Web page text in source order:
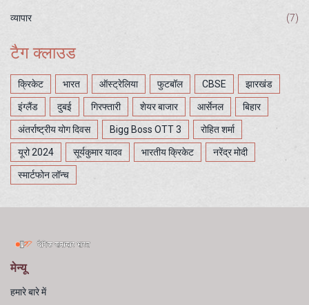
व्यापार (7)
टैग क्लाउड
क्रिकेट भारत ऑस्ट्रेलिया फुटबॉल CBSE झारखंड
इंग्लैंड दुबई गिरफ्तारी शेयर बाजार आर्सेनल बिहार
अंतर्राष्ट्रीय योग दिवस Bigg Boss OTT 3 रोहित शर्मा
यूरो 2024 सूर्यकुमार यादव भारतीय क्रिकेट नरेंद्र मोदी
स्मार्टफोन लॉन्च
मेन्यू
हमारे बारे में